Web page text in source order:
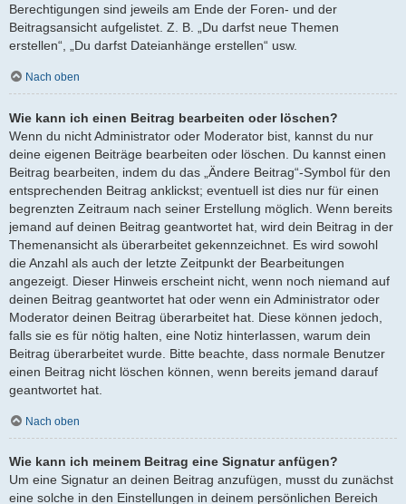
Berechtigungen sind jeweils am Ende der Foren- und der
Beitragsansicht aufgelistet. Z. B. „Du darfst neue Themen
erstellen“, „Du darfst Dateianhänge erstellen“ usw.
Nach oben
Wie kann ich einen Beitrag bearbeiten oder löschen?
Wenn du nicht Administrator oder Moderator bist, kannst du nur
deine eigenen Beiträge bearbeiten oder löschen. Du kannst einen
Beitrag bearbeiten, indem du das „Ändere Beitrag“-Symbol für den
entsprechenden Beitrag anklickst; eventuell ist dies nur für einen
begrenzten Zeitraum nach seiner Erstellung möglich. Wenn bereits
jemand auf deinen Beitrag geantwortet hat, wird dein Beitrag in der
Themenansicht als überarbeitet gekennzeichnet. Es wird sowohl
die Anzahl als auch der letzte Zeitpunkt der Bearbeitungen
angezeigt. Dieser Hinweis erscheint nicht, wenn noch niemand auf
deinen Beitrag geantwortet hat oder wenn ein Administrator oder
Moderator deinen Beitrag überarbeitet hat. Diese können jedoch,
falls sie es für nötig halten, eine Notiz hinterlassen, warum dein
Beitrag überarbeitet wurde. Bitte beachte, dass normale Benutzer
einen Beitrag nicht löschen können, wenn bereits jemand darauf
geantwortet hat.
Nach oben
Wie kann ich meinem Beitrag eine Signatur anfügen?
Um eine Signatur an deinen Beitrag anzufügen, musst du zunächst
eine solche in den Einstellungen in deinem persönlichen Bereich